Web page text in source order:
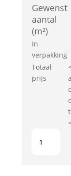
Gewenst
aantal
(m²)
In
verpakking
Totaal
prijs